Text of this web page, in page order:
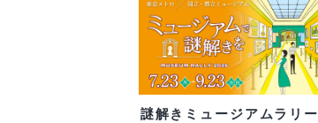
謎解きミュージアムラリー